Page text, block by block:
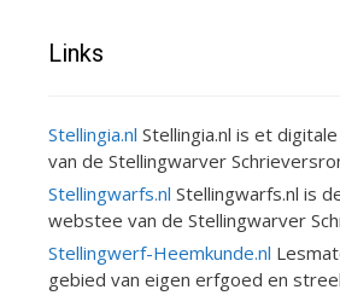
Links
Stellingia.nl Stellingia.nl is et
van de Stellingwarver
Stellingwarfs.nl Stellingwarfs.nl is
webstee van de Stellingwarver
Stellingwerf-Heemkunde.nl
gebied van eigen erfgoed en